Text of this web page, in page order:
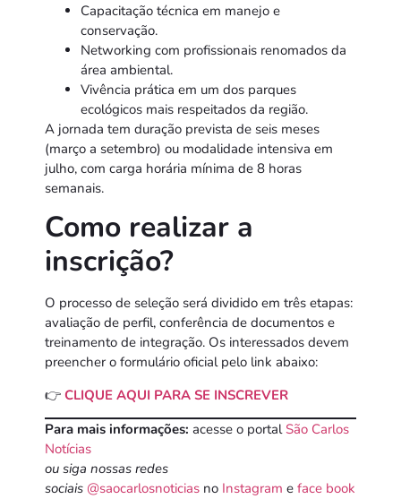
Capacitação técnica em manejo e
conservação.
Networking com profissionais renomados da
área ambiental.
Vivência prática em um dos parques
ecológicos mais respeitados da região.
A jornada tem duração prevista de seis meses
(março a setembro) ou modalidade intensiva em
julho, com carga horária mínima de 8 horas
semanais.
Como realizar a
inscrição?
O processo de seleção será dividido em três etapas:
avaliação de perfil, conferência de documentos e
treinamento de integração. Os interessados devem
preencher o formulário oficial pelo link abaixo:
👉 CLIQUE AQUI PARA SE INSCREVER
Para mais informações: acesse o portalSão Carlos
Notícias
ou siga nossas redes
sociais @saocarlosnoticias no Instagram e face book